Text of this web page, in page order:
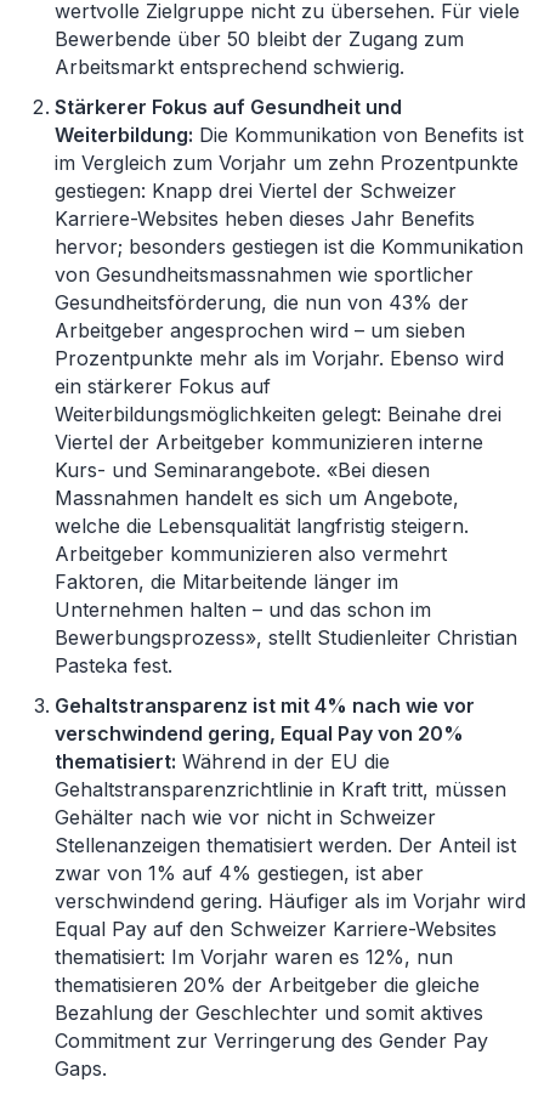
wertvolle Zielgruppe nicht zu übersehen. Für viele
Bewerbende über 50 bleibt der Zugang zum
Arbeitsmarkt entsprechend schwierig.
Stärkerer Fokus auf Gesundheit und
Weiterbildung: Die Kommunikation von Benefits ist
im Vergleich zum Vorjahr um zehn Prozentpunkte
gestiegen: Knapp drei Viertel der Schweizer
Karriere-Websites heben dieses Jahr Benefits
hervor; besonders gestiegen ist die Kommunikation
von Gesundheitsmassnahmen wie sportlicher
Gesundheitsförderung, die nun von 43% der
Arbeitgeber angesprochen wird – um sieben
Prozentpunkte mehr als im Vorjahr. Ebenso wird
ein stärkerer Fokus auf
Weiterbildungsmöglichkeiten gelegt: Beinahe drei
Viertel der Arbeitgeber kommunizieren interne
Kurs- und Seminarangebote. «Bei diesen
Massnahmen handelt es sich um Angebote,
welche die Lebensqualität langfristig steigern.
Arbeitgeber kommunizieren also vermehrt
Faktoren, die Mitarbeitende länger im
Unternehmen halten – und das schon im
Bewerbungsprozess», stellt Studienleiter Christian
Pasteka fest.
Gehaltstransparenz ist mit 4% nach wie vor
verschwindend gering, Equal Pay von 20%
thematisiert: Während in der EU die
Gehaltstransparenzrichtlinie in Kraft tritt, müssen
Gehälter nach wie vor nicht in Schweizer
Stellenanzeigen thematisiert werden. Der Anteil ist
zwar von 1% auf 4% gestiegen, ist aber
verschwindend gering. Häufiger als im Vorjahr wird
Equal Pay auf den Schweizer Karriere-Websites
thematisiert: Im Vorjahr waren es 12%, nun
thematisieren 20% der Arbeitgeber die gleiche
Bezahlung der Geschlechter und somit aktives
Commitment zur Verringerung des Gender Pay
Gaps.